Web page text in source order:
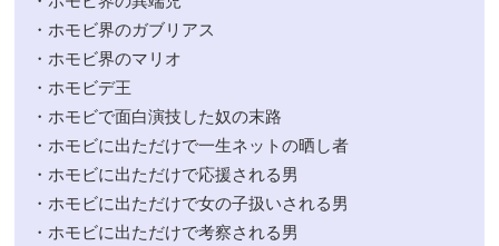
・ホモビ界のガブリアス
・ホモビ界のマリオ
・ホモビデ王
・ホモビで面白演技した奴の末路
・ホモビに出ただけで一生ネットの晒し者
・ホモビに出ただけで応援される男
・ホモビに出ただけで女の子扱いされる男
・ホモビに出ただけで考察される男